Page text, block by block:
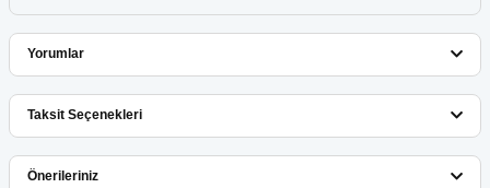
Yorumlar
Bu ürüne ilk yorumu siz yapın!
Taksit Seçenekleri
Önerileriniz